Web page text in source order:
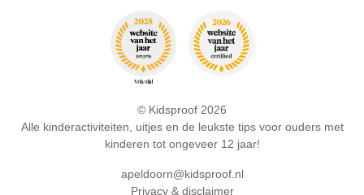
© Kidsproof 2026
Alle kinderactiviteiten, uitjes en de leukste tips voor ouders met
kinderen tot ongeveer 12 jaar!
apeldoorn@kidsproof.nl
Privacy & disclaimer